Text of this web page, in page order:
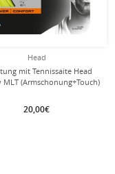
Head
mit Tennissaite Head
MLT (Armschonung+Touch)
20,00€